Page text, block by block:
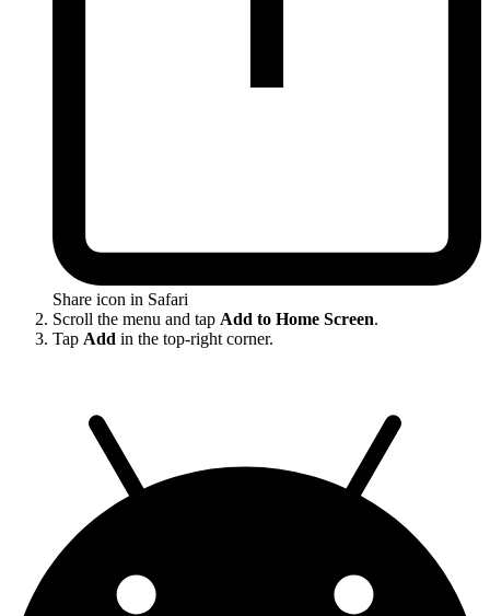
Share icon in Safari
Scroll the menu and tap Add to Home Screen.
Tap Add in the top-right corner.